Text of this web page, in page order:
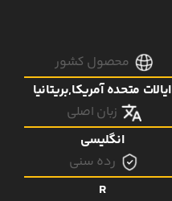
محصول کشور
ایالات متحده آمریکا,بریتانیا
زبان اصلی
انگلیسی
رده سنی
R